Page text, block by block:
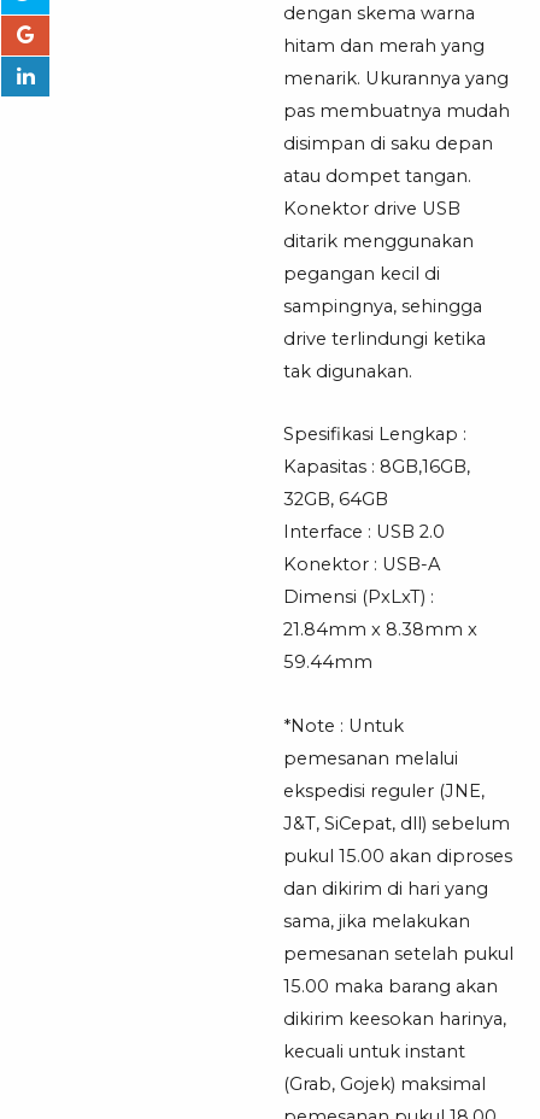
dengan skema warna
hitam dan merah yang
menarik. Ukurannya yang
pas membuatnya mudah
disimpan di saku depan
atau dompet tangan.
Konektor drive USB
ditarik menggunakan
pegangan kecil di
sampingnya, sehingga
drive terlindungi ketika
tak digunakan.
Spesifikasi Lengkap :
Kapasitas : 8GB,16GB,
32GB, 64GB
Interface : USB 2.0
Konektor : USB-A
Dimensi (PxLxT) :
21.84mm x 8.38mm x
59.44mm
*Note : Untuk
pemesanan melalui
ekspedisi reguler (JNE,
J&T, SiCepat, dll) sebelum
pukul 15.00 akan diproses
dan dikirim di hari yang
sama, jika melakukan
pemesanan setelah pukul
15.00 maka barang akan
dikirim keesokan harinya,
kecuali untuk instant
(Grab, Gojek) maksimal